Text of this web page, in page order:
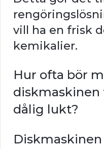
vill ha en frisk
kemikalier.
Hur ofta bör
dålig lukt?